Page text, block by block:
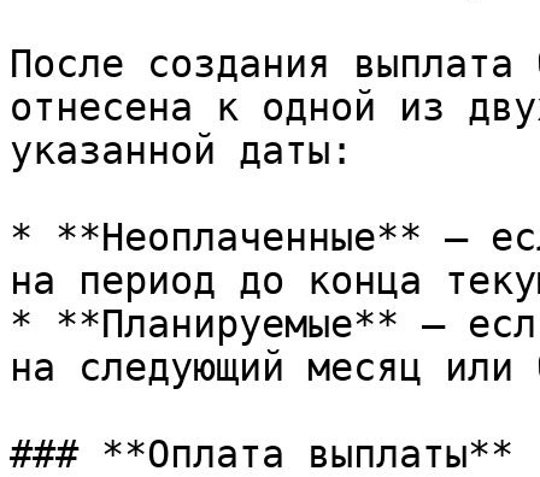
После создания выплата
отнесена к одной из
указанной даты:
* **Неоплаченные** —
на период до конца
* **Планируемые** —
на следующий месяц
### **Оплата выплаты**